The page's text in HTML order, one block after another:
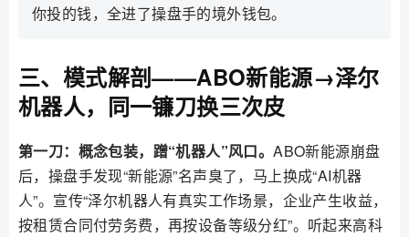
你投的钱，全进了操盘手的境外钱包。
三、模式解剖——ABO新能源→泽尔
机器人，同一镰刀换三次皮
第一刀：概念包装，蹭“机器人”风口。ABO新能源崩盘
后，操盘手发现“新能源”名声臭了，马上换成“AI机器
人”。宣传“泽尔机器人有真实工作场景，企业产生收益，
按租赁合同付劳务费，再按设备等级分红”。听起来高科